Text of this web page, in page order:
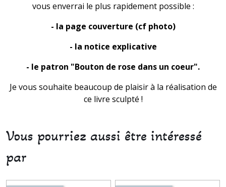
vous enverrai le plus rapidement possible :
- la page couverture (cf photo)
- la notice explicative
- le patron "Bouton de rose dans un coeur".
Je vous souhaite beaucoup de plaisir à la réalisation de
ce livre sculpté !
Vous pourriez aussi être intéressé
par